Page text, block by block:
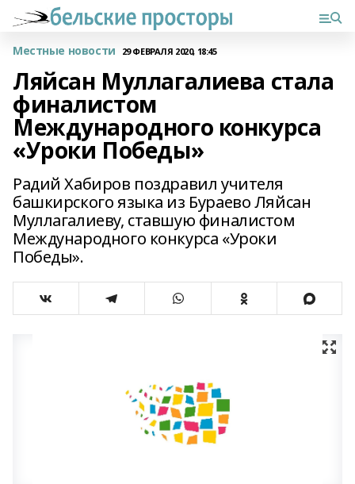
Местные новости 29 ФЕВРАЛЯ 2020, 18:45
Ляйсан Муллагалиева стала
финалистом
Международного конкурса
«Уроки Победы»
Радий Хабиров поздравил учителя
башкирского языка из Бураево Ляйсан
Муллагалиеву, ставшую финалистом
Международного конкурса «Уроки
Победы».